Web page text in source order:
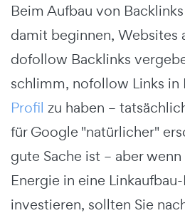
Beim Aufbau von
damit beginnen, Websites
dofollow Backlinks
schlimm, nofollow Links in
Profil zu haben –
für Google "natürlicher"
gute Sache ist – aber
Energie in eine
investieren, sollten Sie